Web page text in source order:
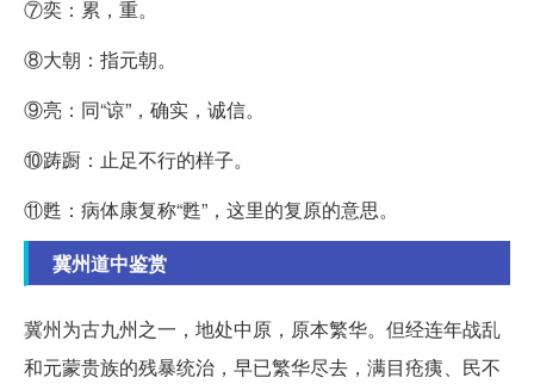
⑦奕：累，重。
⑧大朝：指元朝。
⑨亮：同“谅”，确实，诚信。
⑩踌蹰：止足不行的样子。
⑪甦：病体康复称“甦”，这里的复原的意思。
冀州道中鉴赏
冀州为古九州之一，地处中原，原本繁华。但经连年战乱
和元蒙贵族的残暴统治，早已繁华尽去，满目疮痍、民不